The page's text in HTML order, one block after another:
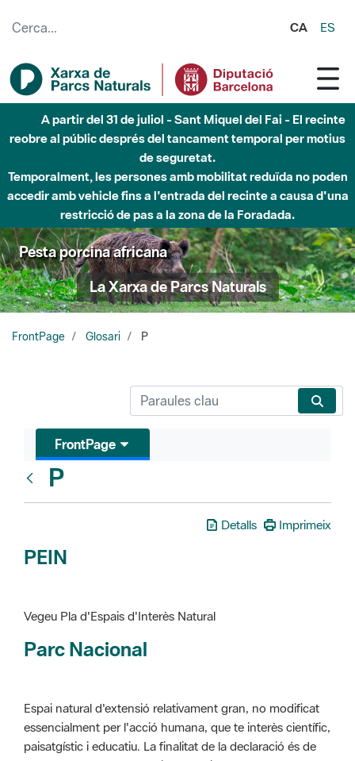
CA ES
Fins al desembre de 2026 - Parc Fluvial Besòs -
Afectacions a la llera del Parc Fluvial del Besòs degut a
obres de construcció d'una passera sobre el riu
Pesta porcina africana
La Xarxa de Parcs Naturals
FrontPage Glosari P
Glosari
P
PEIN
Vegeu Pla d'Espais d'Interès Natural
Espai natural d'extensió relativament gran, no modificat
preservar-los de totes les intervencions que poden
alterar-ne la fisonomia, la integritat i l'evolució dels
sistemes naturals. Aquesta figura ve definida en la Llei